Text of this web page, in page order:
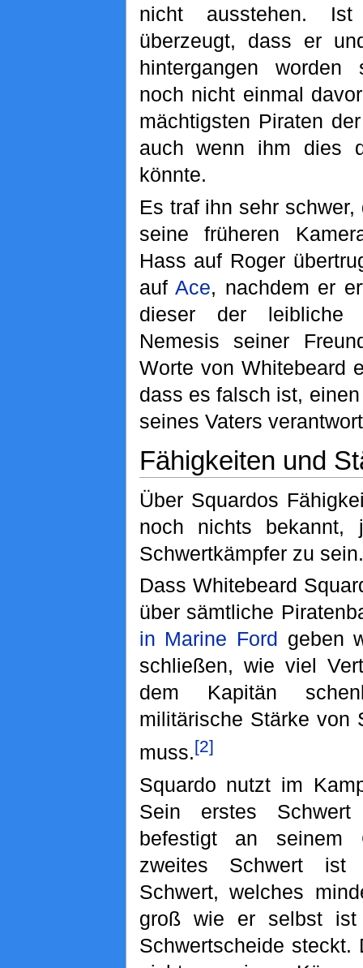
nicht ausstehen.
überzeugt, dass er
hintergangen
noch nicht einmal
mächtigsten Piraten
auch wenn ihm dies
könnte.
Es traf ihn sehr
seine früheren
Hass auf Roger
auf Ace, nachdem er
dieser der
Nemesis seiner
Worte von Whitebeard
dass es falsch ist,
seines Vaters
Fähigkeiten und
Über Squardos
noch nichts bekannt,
Schwertkämpfer zu sein.
Dass Whitebeard
über sämtliche
in Marine Ford geben
schließen, wie viel
dem Kapitän
militärische Stärke von
muss.[2]
Squardo nutzt im
Sein erstes
befestigt an seinem
zweites Schwert ist
Schwert, welches
groß wie er selbst
Schwertscheide steckt.